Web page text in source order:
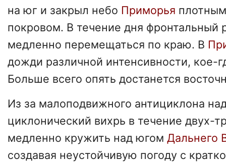
на юг и закрыл небо Приморья
покровом. В течение дня фронтальный
медленно перемещаться по краю. В
дожди различной интенсивности, кое-
Больше всего опять достанется
Из за малоподвижного антициклона
циклонический вихрь в течение двух-
медленно кружить над югом Дальнего
создавая неустойчивую погоду с